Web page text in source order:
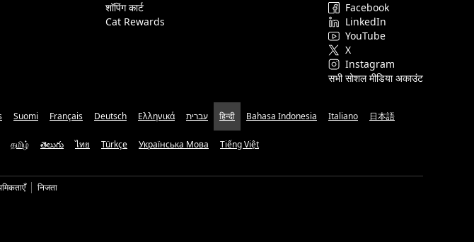
शॉपिंग कार्ट
Cat Rewards
Facebook
LinkedIn
YouTube
X
Instagram
सभी सोशल मीडिया अकाउंट
Suomi Français Deutsch Ελληνικά עברית हिन्दी Bahasa Indonesia Italiano 日本語
தமிழ் తెలుగు ไทย Türkçe Українська Мова Tiếng Việt
निजता